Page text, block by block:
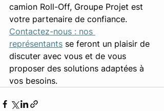
camion Roll-Off, Groupe Projet est
votre partenaire de confiance.
Contactez-nous : nos
représentants se feront un plaisir de
discuter avec vous et de vous
proposer des solutions adaptées à
vos besoins.